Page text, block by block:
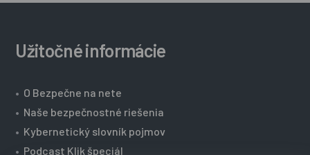
Užitočné informácie
• O Bezpečne na nete
• Naše bezpečnostné riešenia
• Kybernetický slovník pojmov
• Podcast Klik špeciál